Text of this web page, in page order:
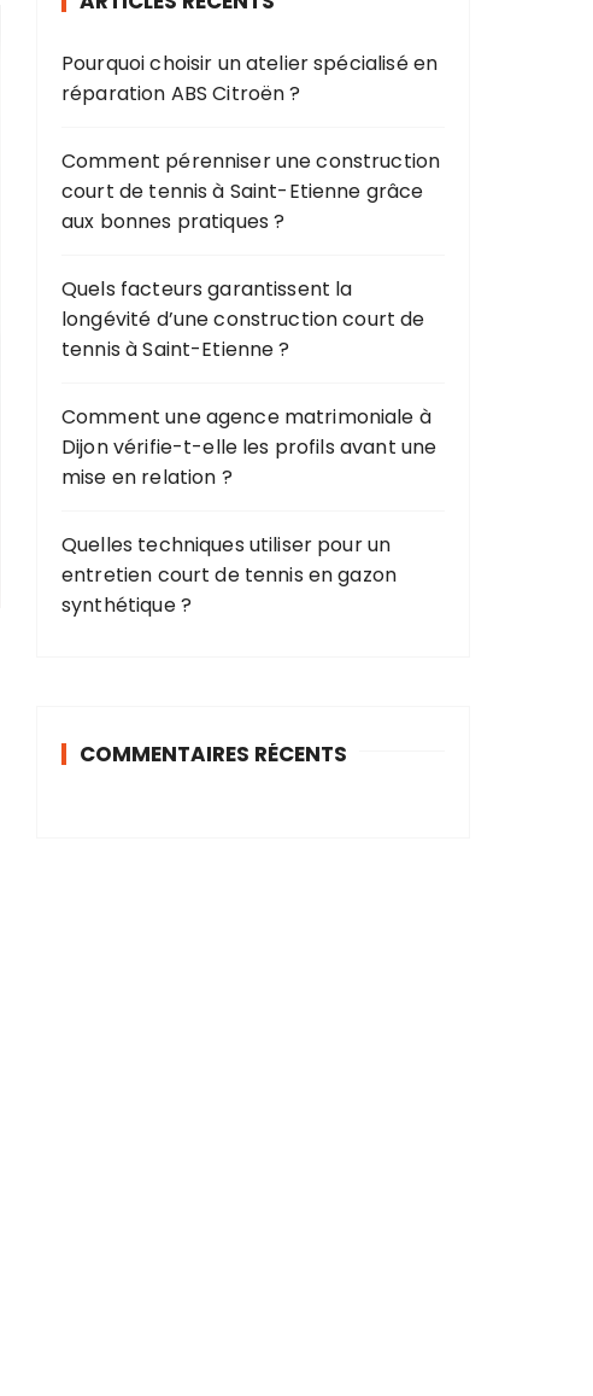
e
p
u
r
Pourquoi choisir un atelier spécialisé en
réparation ABS Citroën ?
Comment pérenniser une construction
court de tennis à Saint-Etienne grâce
aux bonnes pratiques ?
Quels facteurs garantissent la
longévité d’une construction court de
tennis à Saint-Etienne ?
Comment une agence matrimoniale à
Dijon vérifie-t-elle les profils avant une
mise en relation ?
Quelles techniques utiliser pour un
entretien court de tennis en gazon
synthétique ?
COMMENTAIRES RÉCENTS